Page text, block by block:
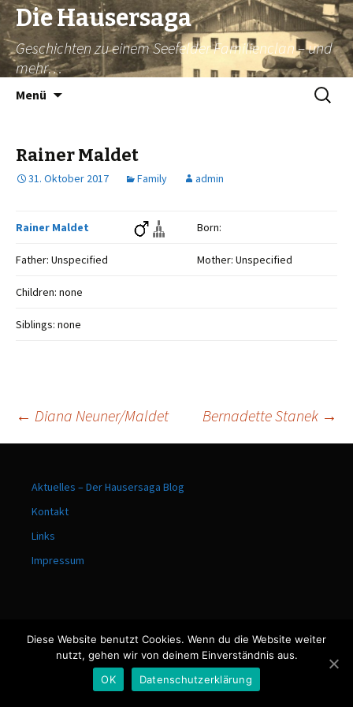
Die Hausersaga
Geschichten zu einem Seefelder Familienclan – und
mehr…
Menü
Suche
nach:
Rainer Maldet
31. Oktober 2017 Family admin
Rainer Maldet Born:
Father: Unspecified Mother: Unspecified
Children: none
Siblings: none
Beitrags-
Navigation
← Diana Neuner/Maldet Bernadette Stanek →
Aktuelles – Der Hausersaga Blog
Kontakt
Links
Impressum
Stolz präsentiert von WordPress
Diese Website benutzt Cookies. Wenn du die Website weiter
nutzt, gehen wir von deinem Einverständnis aus.
OK
Datenschutzerklärung